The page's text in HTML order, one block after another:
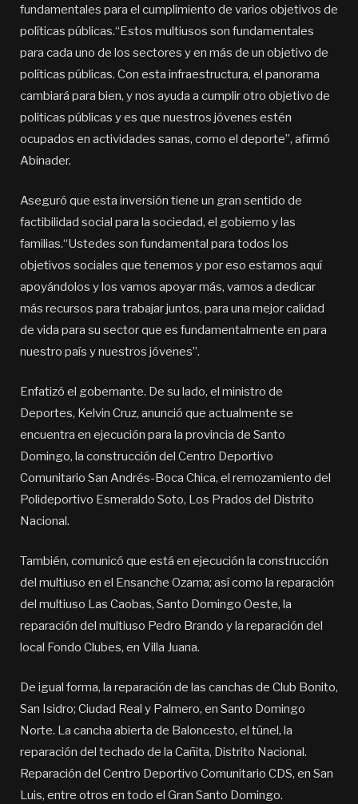
fundamentales para el cumplimiento de varios objetivos de
políticas públicas.“Estos multiusos son fundamentales
para cada uno de los sectores y en más de un objetivo de
políticas públicas. Con esta infraestructura, el panorama
cambiará para bien, y nos ayuda a cumplir otro objetivo de
politicas públicas y es que nuestros jóvenes estén
ocupados en actividades sanas, como el deporte”, afirmó
Abinader.
Aseguró que esta inversión tiene un gran sentido de
factibilidad social para la sociedad, el gobierno y las
familias.“Ustedes son fundamental para todos los
objetivos sociales que tenemos y por eso estamos aquí
apoyándolos y los vamos apoyar más, vamos a dedicar
más recursos para trabajar juntos, para una mejor calidad
de vida para su sector que es fundamentalmente en para
nuestro país y nuestros jóvenes”.
Enfatizó el gobernante. De su lado, el ministro de
Deportes, Kelvin Cruz, anunció que actualmente se
encuentra en ejecución para la provincia de Santo
Domingo, la construcción del Centro Deportivo
Comunitario San Andrés-Boca Chica, el remozamiento del
Polideportivo Esmeraldo Soto, Los Prados del Distrito
Nacional.
También, comunicó que está en ejecución la construcción
del multiuso en el Ensanche Ozama; así como la reparación
del multiuso Las Caobas, Santo Domingo Oeste, la
reparación del multiuso Pedro Brando y la reparación del
local Fondo Clubes, en Villa Juana.
De igual forma, la reparación de las canchas de Club Bonito,
San Isidro; Ciudad Real y Palmero, en Santo Domingo
Norte. La cancha abierta de Baloncesto, el túnel, la
reparación del techado de la Cañita, Distrito Nacional.
Reparación del Centro Deportivo Comunitario CDS, en San
Luis, entre otros en todo el Gran Santo Domingo.